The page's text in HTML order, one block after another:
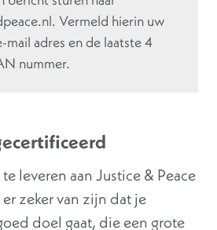
Vermeld hierin uw
mail adres en de laatste 4
nummer.
leveren aan Justice & Peace
zeker van zijn dat je
doel gaat, die een grote